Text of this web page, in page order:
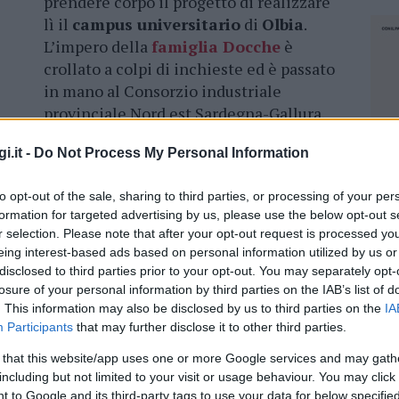
- Do Not Process My Personal Information
opt-out of the sale, sharing to third parties, or processing of your
for targeted advertising by us, please use the below opt-out
selection. Please note that after your opt-out request is processed
interest-based ads based on personal information utilized by us
to third parties prior to your opt-out. You may separately
of your personal information by third parties on the IAB’s list of
This information may also be disclosed by us to third parties on the
Participants that may further disclose it to other third parties.
that this website/app uses one or more Google services and may
but not limited to your visit or usage behaviour. You may
to Google and its third-party tags to use your data for below
lì il campus universitario di Olbia.
L’impero della famiglia Docche è
crollato a colpi di inchieste ed è passato
in mano al Consorzio industriale
provinciale Nord est Sardegna-Gallura.
di Olbia: accordo per il rilancio
con un’operazione dadieci milionie
anche il marchio e i beni mobili.
saldare il conto entro la fine di aprile.
quel patrimonio immobiliare sarà
aglistudenti universitari.